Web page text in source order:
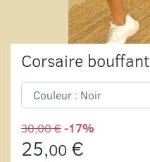
Corsaire bouffant
30,00 €-17%
25,00 €